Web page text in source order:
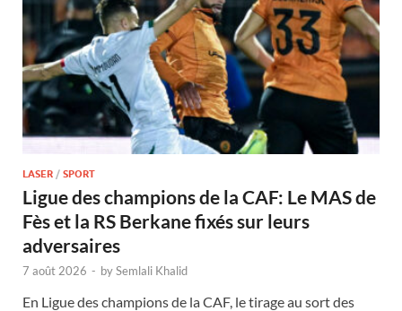
LASER / SPORT
Ligue des champions de la CAF: Le MAS de
Fès et la RS Berkane fixés sur leurs
adversaires
7 août 2026 - bySemlali Khalid
En Ligue des champions de la CAF, le tirage au sort des